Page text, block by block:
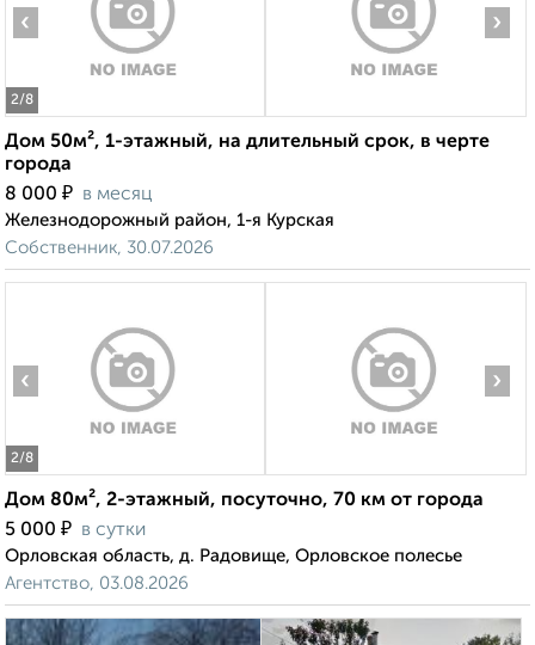
2/8
‹ ›
Дом 50м², 1-этажный, на длительный срок, в черте
города
8 000 ₽ в месяц
Железнодорожный район, 1-я Курская
Собственник, 30.07.2026
2/8
‹ ›
Дом 80м², 2-этажный, посуточно, 70 км от города
5 000 ₽ в сутки
Орловская область, д. Радовище, Орловское полесье
Агентство, 03.08.2026